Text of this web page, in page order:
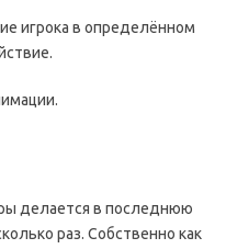
игрока в определённом
делается в последнюю
раз. Собственно как